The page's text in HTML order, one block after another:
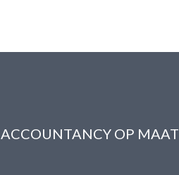
ACCOUNTANCY OP MAAT